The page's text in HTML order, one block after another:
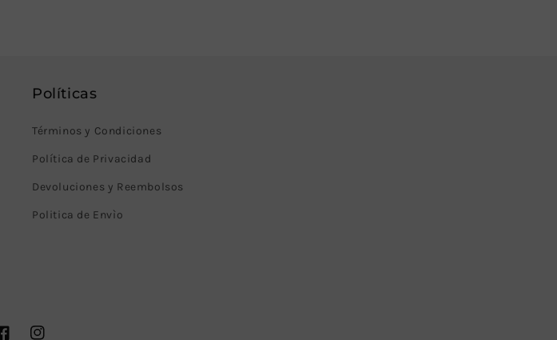
Políticas
Términos y Condiciones
Política de Privacidad
Devoluciones y Reembolsos
Politica de Envìo